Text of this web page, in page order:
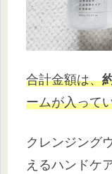
合計金額は、
ームが入って
クレンジング
えるハンドケ